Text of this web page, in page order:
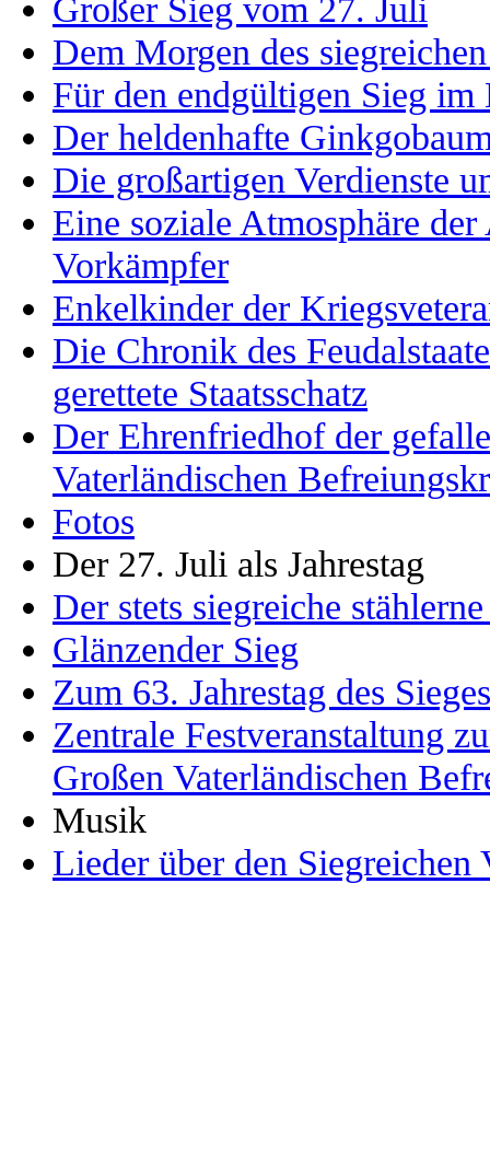
Großer Sieg vom 27. Juli
Dem Morgen des
Für den endgültigen Sieg im
Der heldenhafte
Die großartigen Verdienste
Eine soziale Atmosphäre
Vorkämpfer
Enkelkinder der
Die Chronik des
gerettete Staatsschatz
Der Ehrenfriedhof der
Vaterländischen
Fotos
Der 27. Juli als Jahrestag
Der stets siegreiche
Glänzender Sieg
Zum 63. Jahrestag des
Zentrale Festveranstaltung
Großen Vaterländischen
Musik
Lieder über den